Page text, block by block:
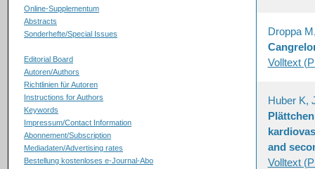
Online-Supplementum
Abstracts
Sonderhefte/Special Issues
Editorial Board
Autoren/Authors
Richtlinien für Autoren
Instructions for Authors
Keywords
Impressum/Contact Information
Abonnement/Subscription
Mediadaten/Advertising rates
Bestellung kostenloses e-Journal-Abo
Droppa
Volltext
Huber K,
and
Volltext